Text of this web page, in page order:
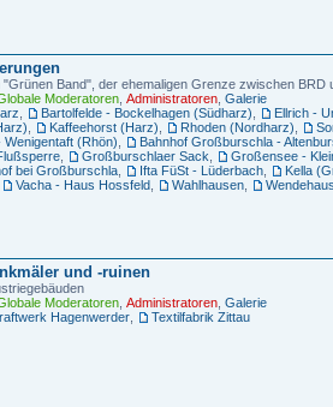
Band", der ehemaligen Grenze zwischen BRD
Moderatoren Administratoren Galerie
Bartolfelde - Bockelhagen (Südharz) Ellrich -
Kaffeehorst (Harz) Rhoden (Nordharz)
Wenigentaft (Rhön)
Bahnhof Großburschla -
Großburschlaer Sack Großensee -
bei Großburschla
Ifta FüSt - Lüderbach Kella
Vacha - Haus Hossfeld Wahlhausen
und -ruinen
Moderatoren Administratoren Galerie
Hagenwerder Textilfabrik Zittau